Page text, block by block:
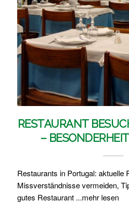
RESTAURANT
–
Restaurants in Portugal: aktuelle
Missverständnisse vermeiden,
gutes Restaurant ...mehr lesen